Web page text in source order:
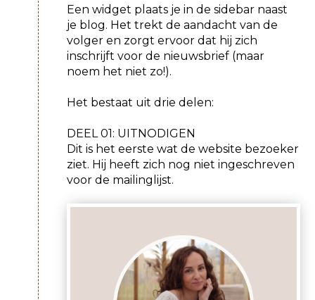
Een widget plaats je in de sidebar naast
je blog. Het trekt de aandacht van de
volger en zorgt ervoor dat hij zich
inschrijft voor de nieuwsbrief (maar
noem het niet zo!).
Het bestaat uit drie delen:
DEEL 01: UITNODIGEN
Dit is het eerste wat de website bezoeker
ziet. Hij heeft zich nog niet ingeschreven
voor de mailinglijst.